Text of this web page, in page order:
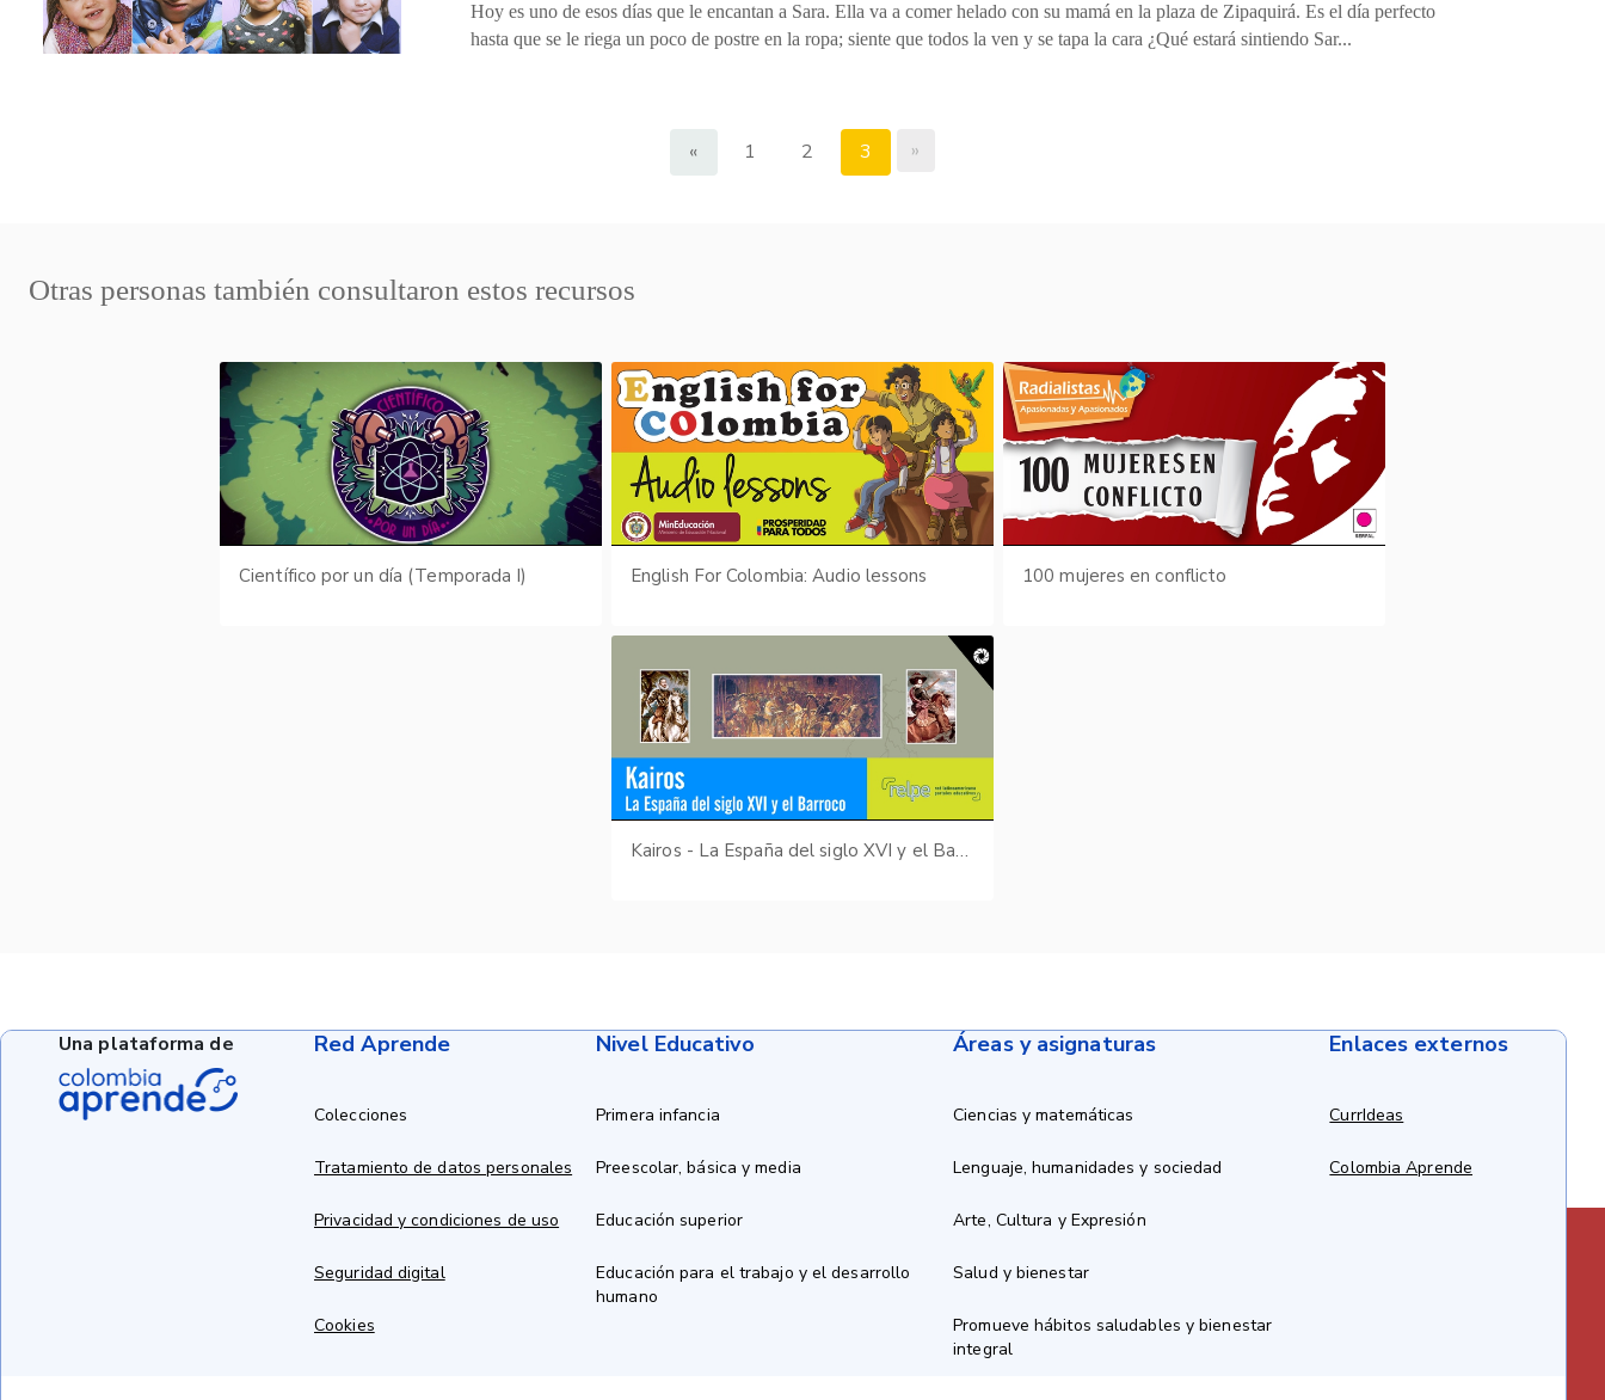
Hoy es uno de esos días que le encantan a Sara. Ella va a comer helado con su mamá en la plaza de Zipaquirá. Es el día perfecto
hasta que se le riega un poco de postre en la ropa; siente que todos la ven y se tapa la cara ¿Qué estará sintiendo Sar...
« 1 2 3 »
Otras personas también consultaron estos recursos
Científico por un día (Temporada I) English For Colombia: Audio lessons 100 mujeres en conflicto
Kairos - La España del siglo XVI y el Barroco
Red Aprende
Colecciones
Tratamiento de datos personales
Privacidad y condiciones de uso
Seguridad digital
Cookies
Nivel Educativo
Primera infancia
Preescolar, básica y media
Educación superior
Educación para el trabajo y el desarrollo
humano
Áreas y asignaturas
Ciencias y matemáticas
Lenguaje, humanidades y sociedad
Arte, Cultura y Expresión
Salud y bienestar
Promueve hábitos saludables y bienestar
integral
Enlaces externos
CurrIdeas
Colombia Aprende
Una plataforma de